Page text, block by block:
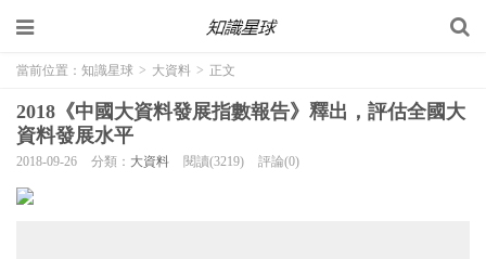
當前位置： 知識星球 > 大資料 > 正文
2018《中國大資料發展指數報告》釋出，評估全國大
資料發展水平
2018-09-26 分類： 大資料 閱讀(3219) 評論(0)